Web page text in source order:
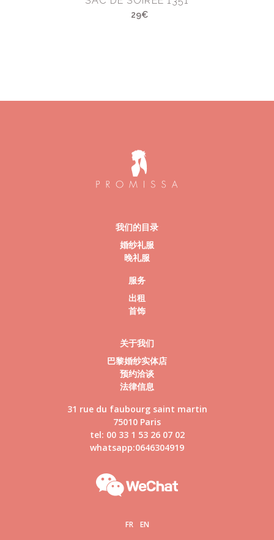
29€
我们的目录
婚纱礼服
晚礼服
服务
出租
首饰
关于我们
巴黎婚纱实体店
预约洽谈
法律信息
31 rue du faubourg saint martin
75010 Paris
tel: 00 33 1 53 26 07 02
whatsapp:0646304919
FR EN